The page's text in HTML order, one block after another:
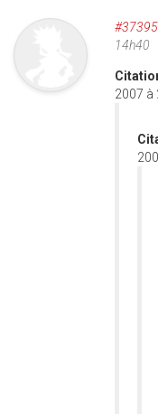
#37395
14h40
2007 à